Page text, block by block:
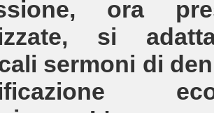
ora
si
sermoni di
eco-